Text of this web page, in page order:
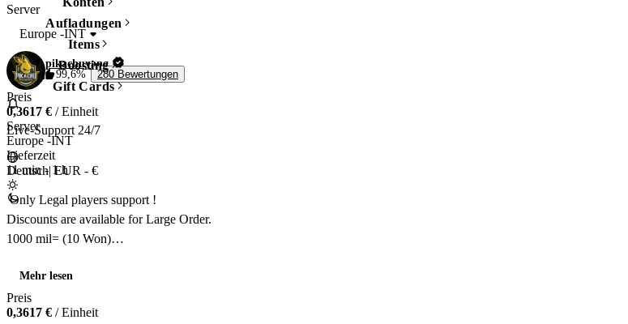
Aufladungen
Items
Boosting
Gift Cards
Live-Support 24/7
Deutsch|EUR - €
Server
Europe -INT
pikachuyang
99,6%
280 Bewertungen
Preis
0,3617 € / Einheit
Server
Europe -INT
Lieferzeit
11 min-1 h
Only Legal players support !
Discounts are available for Large Order.
1000 mil= (10 Won)
24/7 Support for you.
When there is no problem with the game
Mehr lesen
Preis
0,3617 € / Einheit